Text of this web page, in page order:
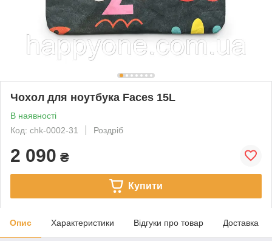
Чохол для ноутбука Faces 15L
В наявності
Код: chk-0002-31
Роздріб
2 090 ₴
Купити
Опис Характеристики Відгуки про товар Доставка